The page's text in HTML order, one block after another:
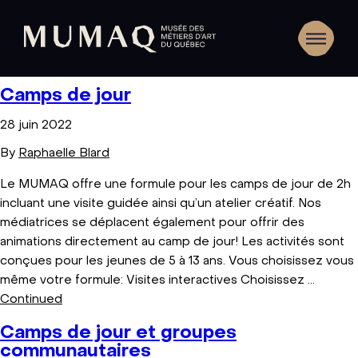
Camps de jour
28 juin 2022
By Raphaelle Blard
Le MUMAQ offre une formule pour les camps de jour de 2h
incluant une visite guidée ainsi qu’un atelier créatif. Nos
médiatrices se déplacent également pour offrir des
animations directement au camp de jour! Les activités sont
conçues pour les jeunes de 5 à 13 ans. Vous choisissez vous
même votre formule: Visites interactives Choisissez …
Continued
Camps de jour et groupes
communautaires